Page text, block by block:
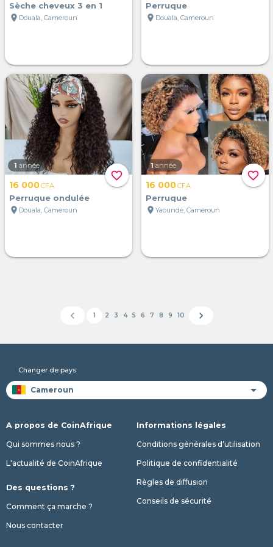
Sèche cheveux 3 en 1
location_on Douala, Cameroun
Perruque
location_on Douala, Cameroun
favorite_border
1 année
16 000CFA
Perruque ondulée
location_on Douala, Cameroun
favorite_border
1 année
16 000CFA
Perruque
location_on Yaoundé, Cameroun
chevron_left 1 2 3 4 5 6 7 8 9 10 chevron_right
Changer de pays
A propos de CoinAfrique
Qui sommes nous ?
L'actualité de CoinAfrique
Des questions ?
Comment ça marche ?
Nous contacter
Informations légales
Conditions générales d’utilisation
Politique de confidentialité
Règles de diffusion
Conseils de sécurité